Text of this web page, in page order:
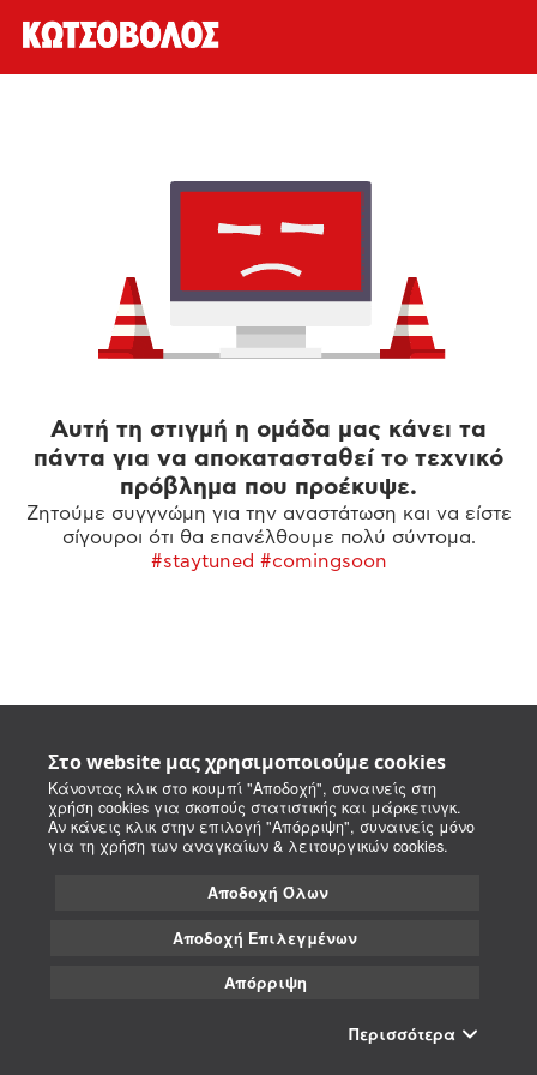
Στο website μας χρησιμοποιούμε cookies
Κάνοντας κλικ στο κουμπί "Αποδοχή", συναινείς στη
χρήση cookies για σκοπούς στατιστικής και μάρκετινγκ.
Αν κάνεις κλικ στην επιλογή "Απόρριψη", συναινείς μόνο
για τη χρήση των αναγκαίων & λειτουργικών cookies.
Αποδοχή Όλων
Αποδοχή Επιλεγμένων
Απόρριψη
Περισσότερα
Αυτή τη στιγμή η ομάδα μας κάνει τα
πάντα για να αποκατασταθεί το τεχνικό
πρόβλημα που προέκυψε.
Ζητούμε συγγνώμη για την αναστάτωση και να είστε
σίγουροι ότι θα επανέλθουμε πολύ σύντομα.
#staytuned #comingsoon